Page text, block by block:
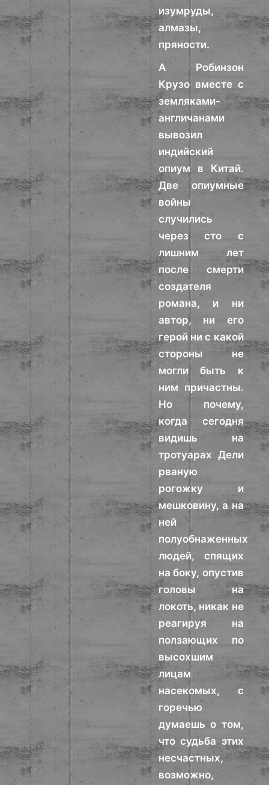
изумруды,
алмазы,
пряности.
А Робинзон
Крузо вместе с
земляками-
англичанами
вывозил
индийский
опиум в Китай.
Две опиумные
войны
случились
через сто с
лишним лет
после смерти
создателя
романа, и ни
автор, ни его
герой ни с какой
стороны не
могли быть к
ним причастны.
Но почему,
когда сегодня
видишь на
тротуарах Дели
рваную
рогожку и
мешковину, а на
ней
полуобнаженных
людей, спящих
на боку, опустив
головы на
локоть, никак не
реагируя на
ползающих по
высохшим
лицам
насекомых, с
горечью
думаешь о том,
что судьба этих
несчастных,
возможно,